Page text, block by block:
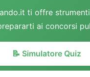
ti offre
ai concorsi
📝 Simulatore Quiz